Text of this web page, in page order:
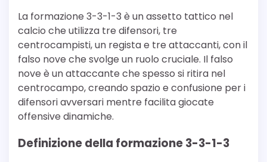
La formazione 3-3-1-3 è un assetto tattico nel
calcio che utilizza tre difensori, tre
centrocampisti, un regista e tre attaccanti, con il
falso nove che svolge un ruolo cruciale. Il falso
nove è un attaccante che spesso si ritira nel
centrocampo, creando spazio e confusione per i
difensori avversari mentre facilita giocate
offensive dinamiche.
Definizione della formazione 3-3-1-3